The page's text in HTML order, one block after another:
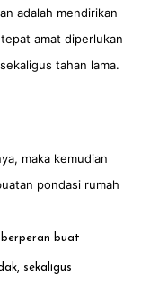
adalah mendirikan
amat diperlukan
tahan lama.
maka kemudian
pondasi rumah
buat
sekaligus